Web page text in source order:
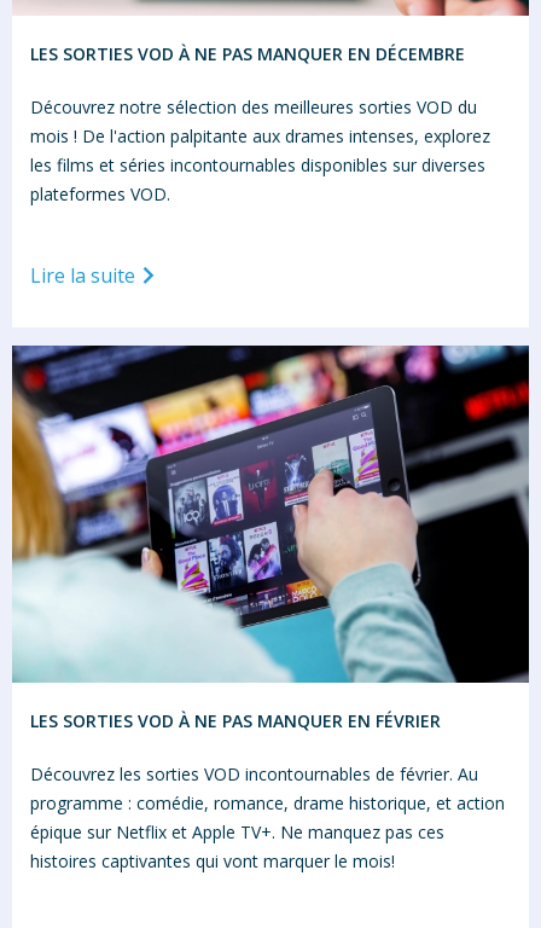
LES SORTIES VOD À NE PAS MANQUER EN DÉCEMBRE
Découvrez notre sélection des meilleures sorties VOD du
mois ! De l'action palpitante aux drames intenses, explorez
les films et séries incontournables disponibles sur diverses
plateformes VOD.
Lire la suite
LES SORTIES VOD À NE PAS MANQUER EN FÉVRIER
Découvrez les sorties VOD incontournables de février. Au
programme : comédie, romance, drame historique, et action
épique sur Netflix et Apple TV+. Ne manquez pas ces
histoires captivantes qui vont marquer le mois!